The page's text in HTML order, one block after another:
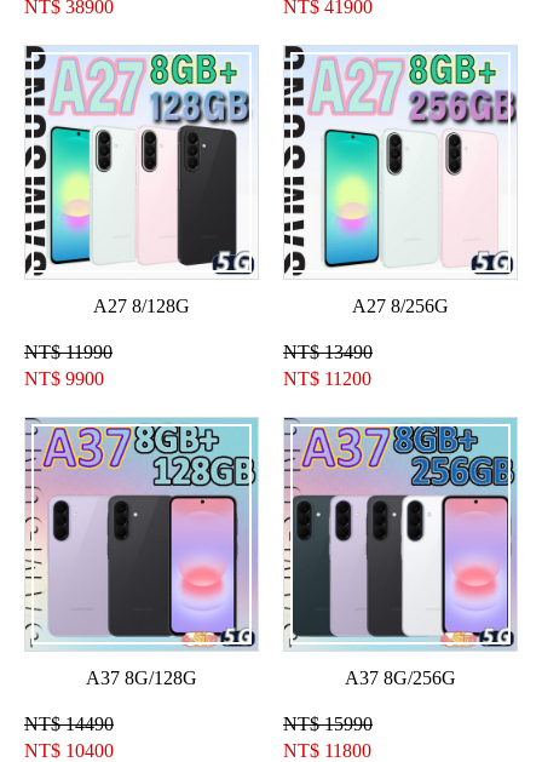
NT$ 38900 NT$ 41900
A27 8/128G
NT$ 11990
NT$ 9900
A27 8/256G
NT$ 13490
NT$ 11200
A37 8G/128G
NT$ 14490
NT$ 10400
A37 8G/256G
NT$ 15990
NT$ 11800